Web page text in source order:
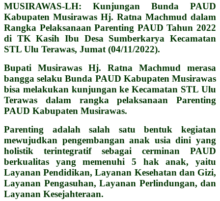
MUSIRAWAS-LH: Kunjungan Bunda PAUD
Kabupaten Musirawas Hj. Ratna Machmud dalam
Rangka Pelaksanaan Parenting PAUD Tahun 2022
di TK Kasih Ibu Desa Sumberkarya Kecamatan
STL Ulu Terawas, Jumat (04/11/2022).
Bupati Musirawas Hj. Ratna Machmud merasa
bangga selaku Bunda PAUD Kabupaten Musirawas
bisa melakukan kunjungan ke Kecamatan STL Ulu
Terawas dalam rangka pelaksanaan Parenting
PAUD Kabupaten Musirawas.
Parenting adalah salah satu bentuk kegiatan
mewujudkan pengembangan anak usia dini yang
holistik terintegratif sebagai cerminan PAUD
berkualitas yang memenuhi 5 hak anak, yaitu
Layanan Pendidikan, Layanan Kesehatan dan Gizi,
Layanan Pengasuhan, Layanan Perlindungan, dan
Layanan Kesejahteraan.